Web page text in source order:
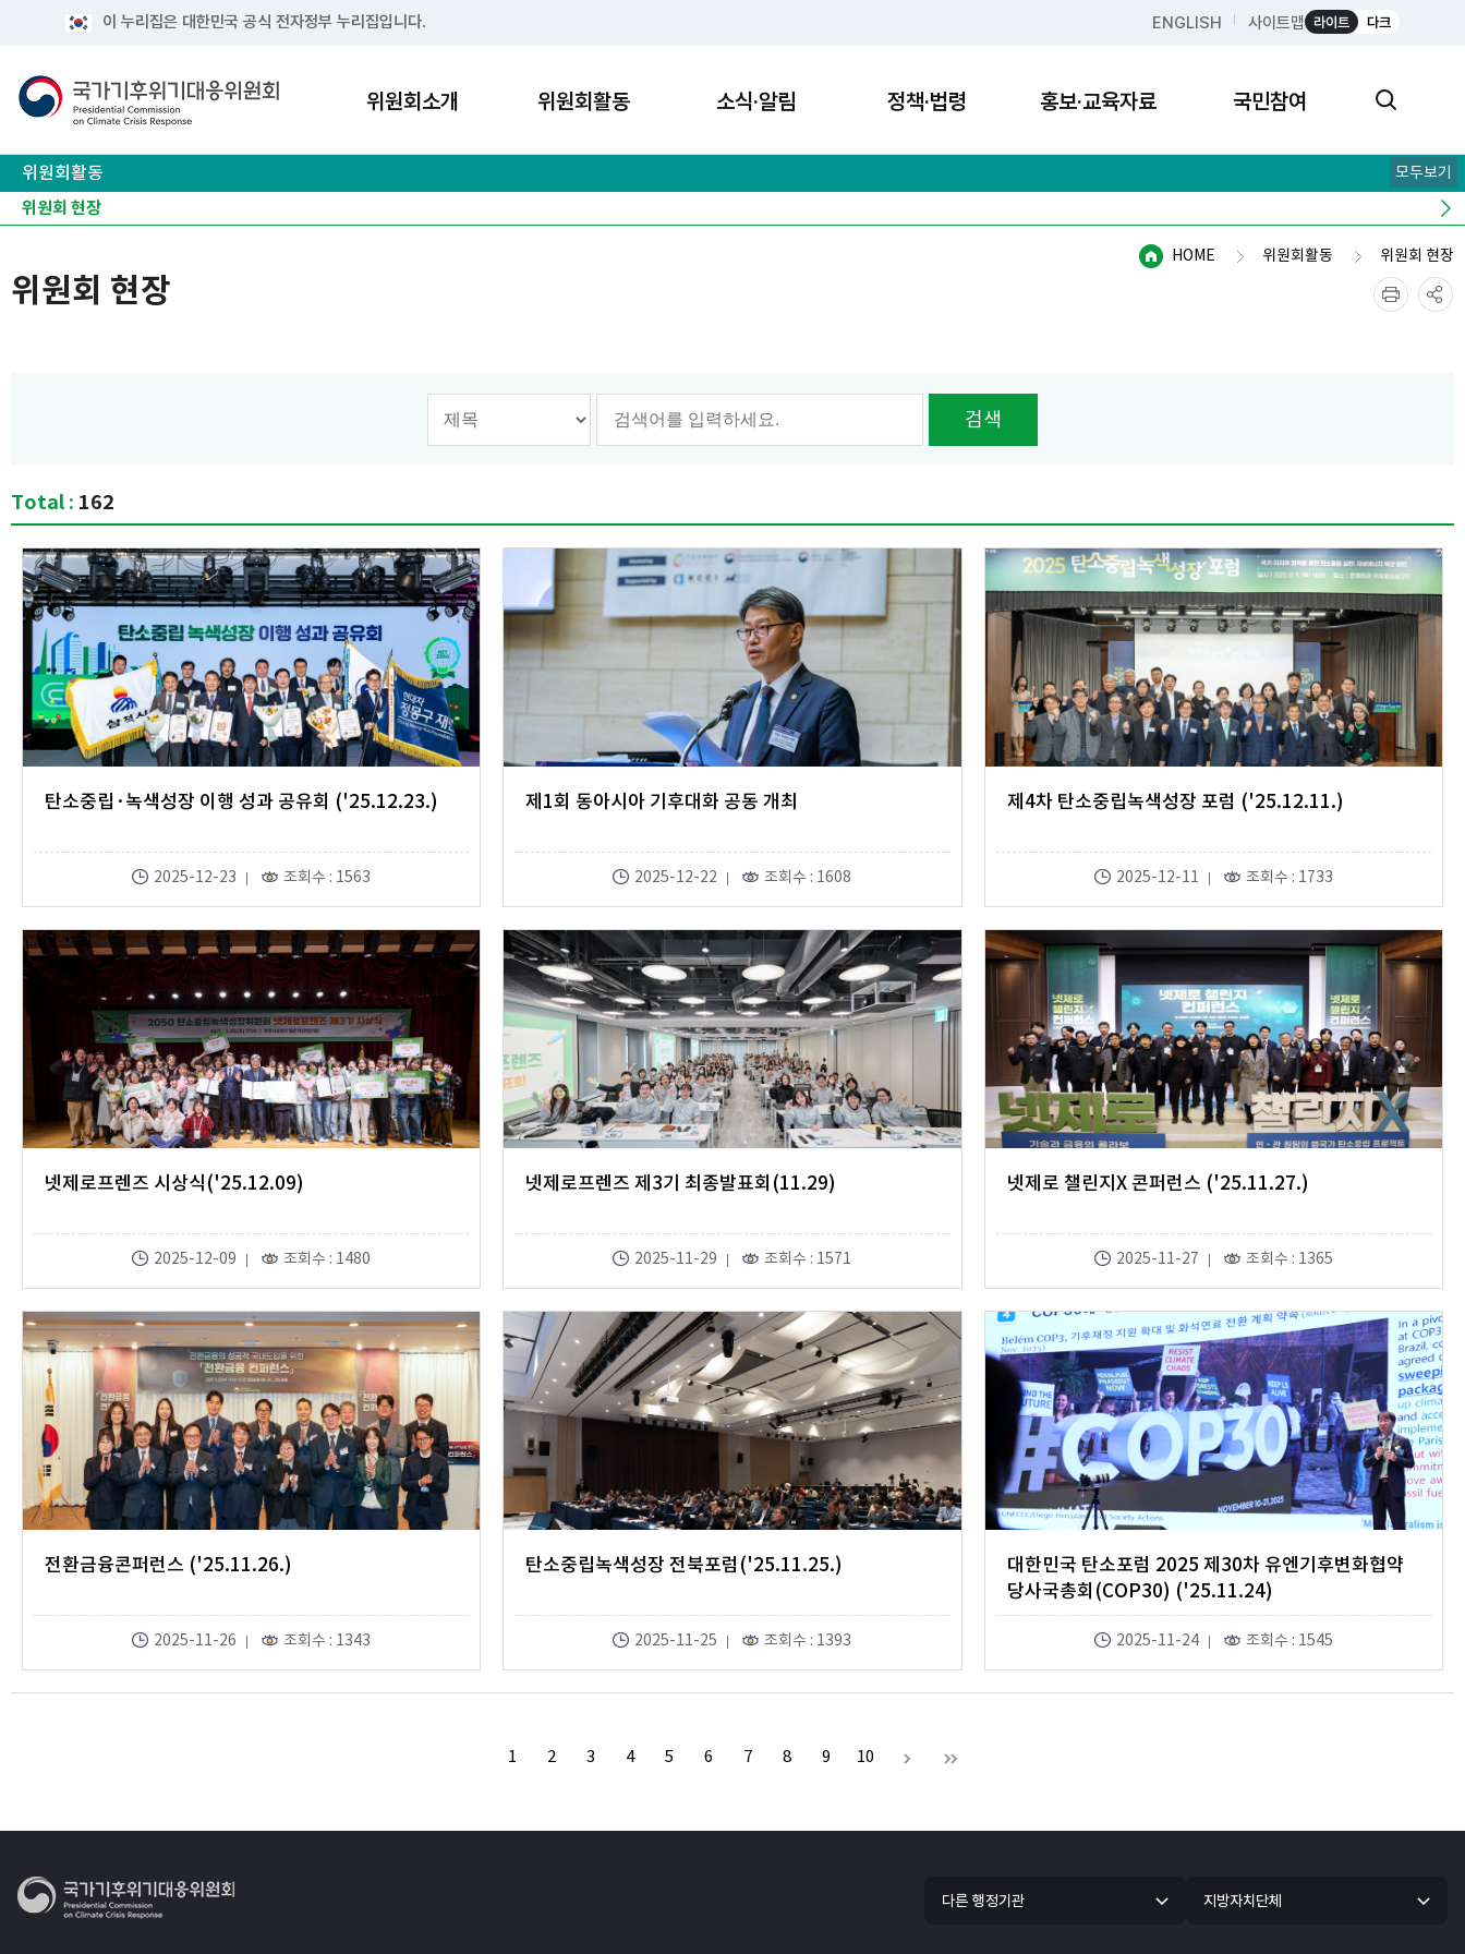
이 누리집은 대한민국 공식 전자정부 누리집입니다. ENGLISH 사이트맵 라이트 다크
위원회소개 위원회활동 소식·알림 정책·법령 홍보·교육자료 국민참여
위원회활동
전체·분과회의 결과
위원회 현장
모두보기
HOME 위원회활동 위원회 현장
위원회 현장
검색 옵션선택 검색
Total : 162
탄소중립·녹색성장 이행 성과 공유회 ('25.12.23.)
2025-12-23 조회수 : 1563
제1회 동아시아 기후대화 공동 개최
2025-12-22 조회수 : 1608
제4차 탄소중립녹색성장 포럼 ('25.12.11.)
2025-12-11 조회수 : 1733
넷제로프렌즈 시상식('25.12.09)
2025-12-09 조회수 : 1480
넷제로프렌즈 제3기 최종발표회(11.29)
2025-11-29 조회수 : 1571
넷제로 챌린지X 콘퍼런스 ('25.11.27.)
2025-11-27 조회수 : 1365
전환금융콘퍼런스 ('25.11.26.)
2025-11-26 조회수 : 1343
탄소중립녹색성장 전북포럼('25.11.25.)
2025-11-25 조회수 : 1393
대한민국 탄소포럼 2025 제30차 유엔기후변화협약
당사국총회(COP30) ('25.11.24)
2025-11-24 조회수 : 1545
1 2 3 4 5 6 7 8 9 10
다른 행정기관 지방자치단체